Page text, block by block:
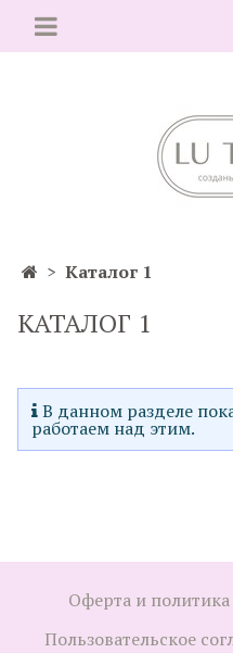
Каталог 1
КАТАЛОГ 1
В данном разделе
работаем над этим.
Оферта и
Пользовательское